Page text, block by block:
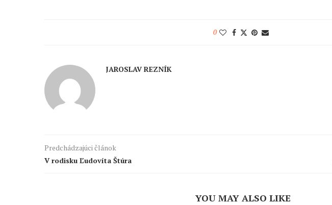
0
JAROSLAV REZNÍK
Predchádzajúci článok
V rodisku Ľudovíta Štúra
YOU MAY ALSO LIKE